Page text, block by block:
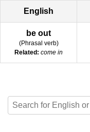
English
be out
(Phrasal verb)
Related: come in